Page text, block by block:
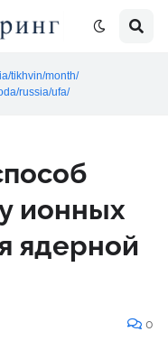
tikhvin/month/
russia/ufa/
ионных
ядерной
0